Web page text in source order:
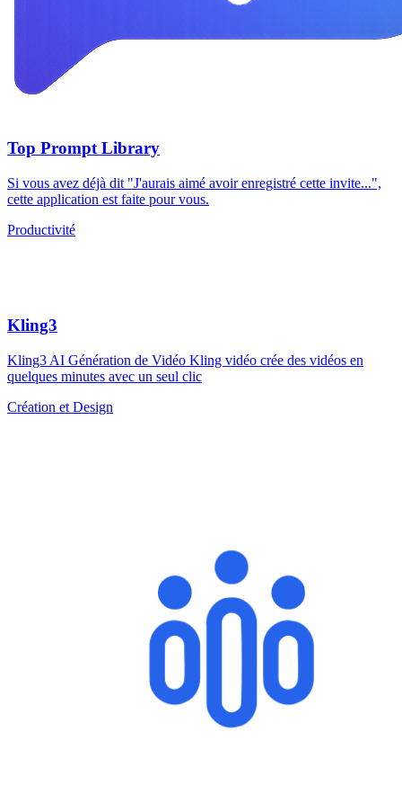
Top Prompt Library
Si vous avez déjà dit "J'aurais aimé avoir enregistré cette invite...",
cette application est faite pour vous.
Productivité
Kling3
Kling3 AI Génération de Vidéo Kling vidéo crée des vidéos en
quelques minutes avec un seul clic
Création et Design